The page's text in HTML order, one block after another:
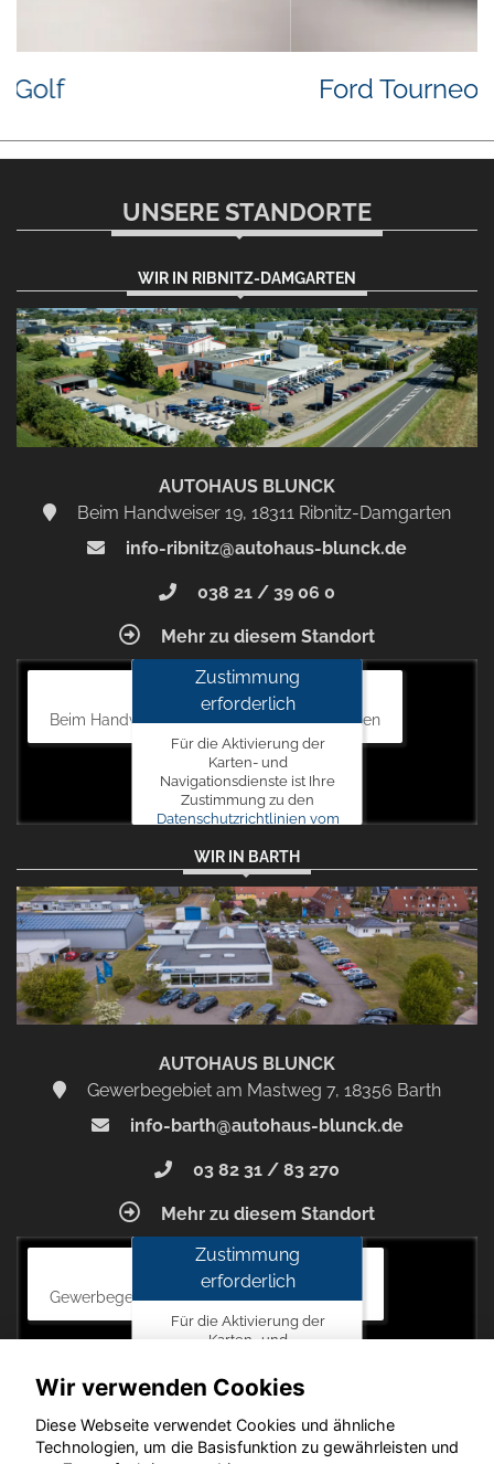
Ford Tourneo Custom
UNSERE STANDORTE
WIR IN RIBNITZ-DAMGARTEN
AUTOHAUS BLUNCK
Beim Handweiser 19, 18311 Ribnitz-Damgarten
info-ribnitz@autohaus-blunck.de
038 21 / 39 06 0
Mehr zu diesem Standort
Autohaus Blunck
Beim Handweiser 19, 18311 Ribnitz-Damgarten
Zustimmung
erforderlich
Für die Aktivierung der
Karten- und
Navigationsdienste ist Ihre
Zustimmung zu den
Datenschutzrichtlinien vom
erforderlich.
Zustimmen
und
aktivieren
WIR IN BARTH
AUTOHAUS BLUNCK
Gewerbegebiet am Mastweg 7, 18356 Barth
info-barth@autohaus-blunck.de
03 82 31 / 83 270
Mehr zu diesem Standort
Autohaus Blunck
Gewerbegebiet am Mastweg 7, 18356 Barth
Zustimmung
erforderlich
Für die Aktivierung der
Karten- und
Zustimmung zu den
Datenschutzrichtlinien vom
Drittanbieter Google LLC
erforderlich.
Wir verwenden Cookies
Diese Webseite verwendet Cookies und ähnliche
Technologien, um die Basisfunktion zu gewährleisten und